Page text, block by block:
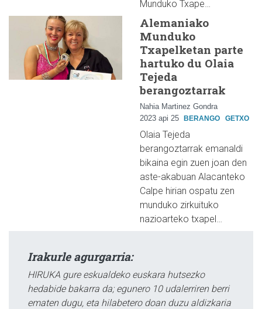
Munduko Txape…
Alemaniako
Munduko
Txapelketan parte
hartuko du Olaia
Tejeda
berangoztarrak
Nahia Martinez Gondra
2023 api 25
BERANGO GETXO
Olaia Tejeda
berangoztarrak emanaldi
bikaina egin zuen joan den
aste-akabuan Alacanteko
Calpe hirian ospatu zen
munduko zirkuituko
nazioarteko txapel…
Irakurle agurgarria:
HIRUKA gure eskualdeko euskara hutsezko
hedabide bakarra da; egunero 10 udalerriren berri
ematen dugu, eta hilabetero doan duzu aldizkaria